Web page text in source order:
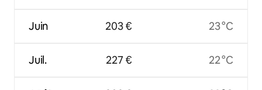
Juin
Juil.
203 €
227 €
23 °C
22 °C